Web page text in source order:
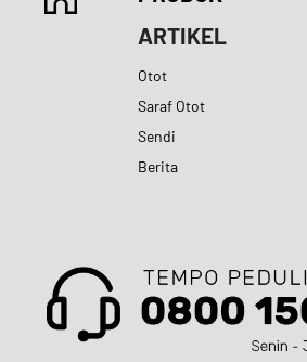
ARTIKEL
Otot
Saraf Otot
Sendi
Berita